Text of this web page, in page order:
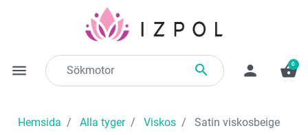
menu  person shopping_basket
0
Hemsida Alla tyger Viskos Satin viskosbeige